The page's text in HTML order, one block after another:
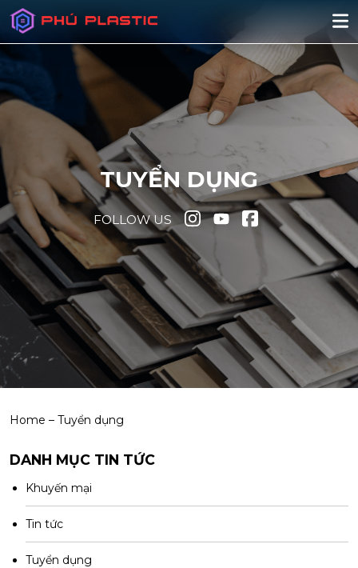
TUYỂN DỤNG
FOLLOW US
Home – Tuyển dụng
DANH MỤC TIN TỨC
Khuyến mại
Tin tức
Tuyển dụng